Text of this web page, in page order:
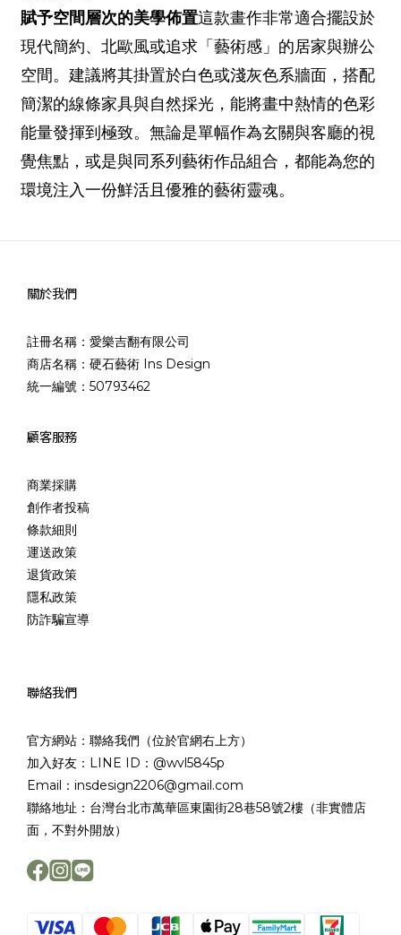
賦予空間層次的美學佈置這款畫作非常適合擺設於
現代簡約、北歐風或追求「藝術感」的居家與辦公
空間。建議將其掛置於白色或淺灰色系牆面，搭配
簡潔的線條家具與自然採光，能將畫中熱情的色彩
能量發揮到極致。無論是單幅作為玄關與客廳的視
覺焦點，或是與同系列藝術作品組合，都能為您的
環境注入一份鮮活且優雅的藝術靈魂。
關於我們
註冊名稱：愛樂吉翻有限公司
商店名稱：硬石藝術 Ins Design
統一編號：50793462
顧客服務
商業採購
創作者投稿
條款細則
運送政策
退貨政策
隱私政策
防詐騙宣導
聯絡我們
官方網站：聯絡我們（位於官網右上方）
加入好友：LINE ID：@wvl5845p
Email：insdesign2206@gmail.com
聯絡地址：台灣台北市萬華區東園街28巷58號2樓（非實體店
面，不對外開放）